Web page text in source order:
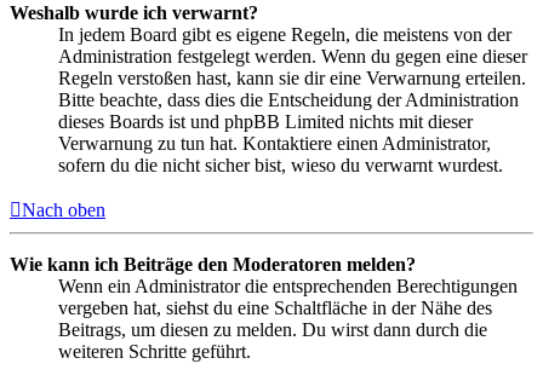
Weshalb wurde ich verwarnt?
In jedem Board gibt es eigene Regeln, die meistens von der
Administration festgelegt werden. Wenn du gegen eine dieser
Regeln verstoßen hast, kann sie dir eine Verwarnung erteilen.
Bitte beachte, dass dies die Entscheidung der Administration
dieses Boards ist und phpBB Limited nichts mit dieser
Verwarnung zu tun hat. Kontaktiere einen Administrator,
sofern du die nicht sicher bist, wieso du verwarnt wurdest.
Nach oben
Wie kann ich Beiträge den Moderatoren melden?
Wenn ein Administrator die entsprechenden Berechtigungen
vergeben hat, siehst du eine Schaltfläche in der Nähe des
Beitrags, um diesen zu melden. Du wirst dann durch die
weiteren Schritte geführt.